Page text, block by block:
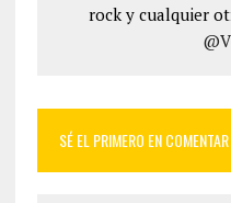
rock y cualquier
SÉ EL PRIMERO EN COMENTAR